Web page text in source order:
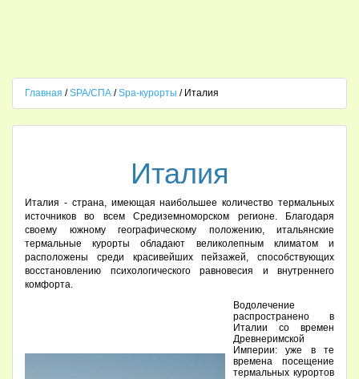
Главная /SPA/СПА /Spa-курорты / Италия
Италия
Италия - страна, имеющая наибольшее количество термальных
источников во всем Средиземноморском регионе. Благодаря
своему южному географическому положению, итальянские
термальные курорты обладают великолепным климатом и
расположены среди красивейших пейзажей, способствующих
восстановлению психологического равновесия и внутреннего
комфорта.
Водолечение
распространено в
Италии со времен
Древнеримской
Империи: уже в те
времена посещение
термальных курортов